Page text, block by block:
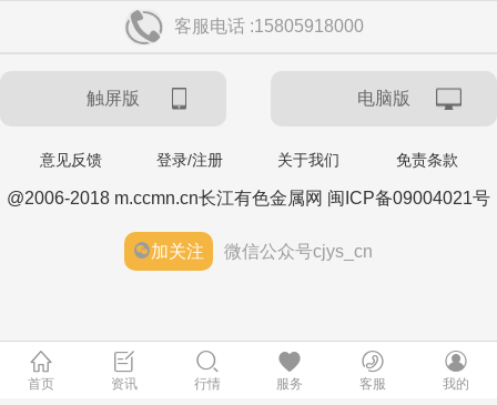
客服电话 :15805918000
触屏版 电脑版
意见反馈 登录/注册 关于我们 免责条款
@2006-2018 m.ccmn.cn长江有色金属网 闽ICP备09004021号
加关注 微信公众号cjys_cn
首页 资讯 行情 服务 客服 我的